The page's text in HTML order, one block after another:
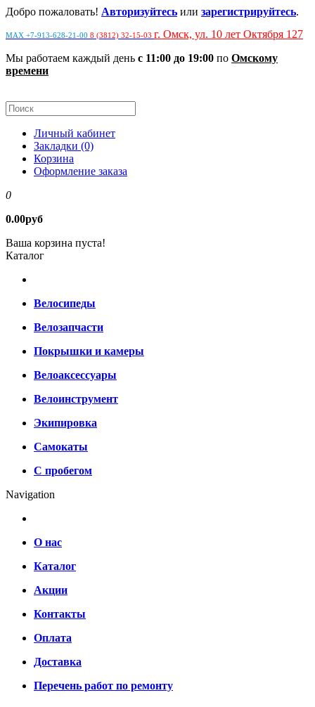
Добро пожаловать! Авторизуйтесь или зарегистрируйтесь.
MAX +7-913-628-21-00 8 (3812) 32-15-03 г. Омск, ул. 10 лет Октября 127
Мы работаем каждый день с 11:00 до 19:00 по Омскому
времени
Личный кабинет
Закладки (0)
Корзина
Оформление заказа
0
0.00руб
Ваша корзина пуста!
Каталог
Велосипеды
Велозапчасти
Покрышки и камеры
Велоаксессуары
Велоинструмент
Экипировка
Самокаты
С пробегом
Navigation
О нас
Каталог
Акции
Контакты
Оплата
Доставка
Перечень работ по ремонту